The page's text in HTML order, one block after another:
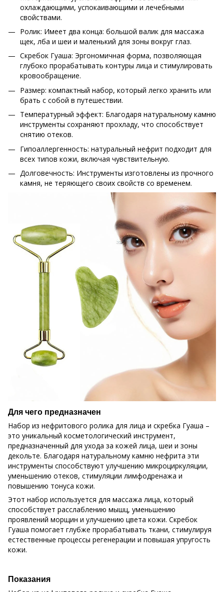
охлаждающими, успокаивающими и лечебными
свойствами.
Ролик: Имеет два конца: большой валик для массажа
щек, лба и шеи и маленький для зоны вокруг глаз.
Скребок Гуаша: Эргономичная форма, позволяющая
глубоко прорабатывать контуры лица и стимулировать
кровообращение.
Размер: компактный набор, который легко хранить или
брать с собой в путешествии.
Температурный эффект: Благодаря натуральному камню
инструменты сохраняют прохладу, что способствует
снятию отеков.
Гипоаллергенность: натуральный нефрит подходит для
всех типов кожи, включая чувствительную.
Долговечность: Инструменты изготовлены из прочного
камня, не теряющего своих свойств со временем.
Для чего предназначен
Набор из нефритового ролика для лица и скребка Гуаша –
это уникальный косметологический инструмент,
предназначенный для ухода за кожей лица, шеи и зоны
декольте. Благодаря натуральному камню нефрита эти
инструменты способствуют улучшению микроциркуляции,
уменьшению отеков, стимуляции лимфодренажа и
повышению тонуса кожи.
Этот набор используется для массажа лица, который
способствует расслаблению мышц, уменьшению
проявлений морщин и улучшению цвета кожи. Скребок
Гуаша помогает глубже прорабатывать ткани, стимулируя
естественные процессы регенерации и повышая упругость
кожи.
Показания